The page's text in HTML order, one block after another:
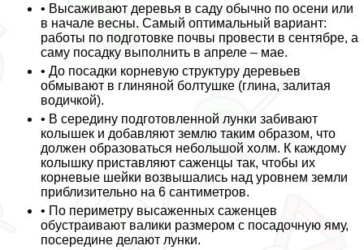
• Высаживают деревья в саду обычно по осени или
в начале весны. Самый оптимальный вариант:
работы по подготовке почвы провести в сентябре, а
саму посадку выполнить в апреле – мае.
• До посадки корневую структуру деревьев
обмывают в глиняной болтушке (глина, залитая
водичкой).
• В середину подготовленной лунки забивают
колышек и добавляют землю таким образом, что
должен образоваться небольшой холм. К каждому
колышку приставляют саженцы так, чтобы их
корневые шейки возвышались над уровнем земли
приблизительно на 6 сантиметров.
• По периметру высаженных саженцев
обустраивают валики размером с посадочную яму,
посередине делают лунки.